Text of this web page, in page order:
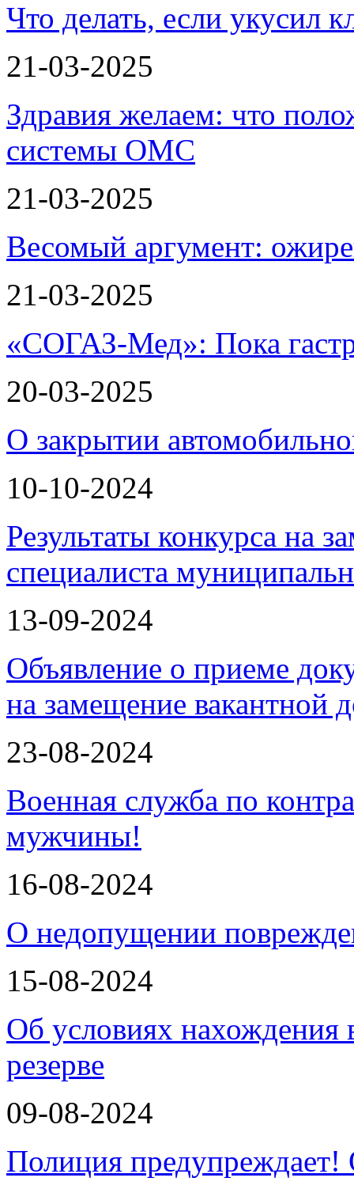
Что делать, если укусил
21-03-2025
Здравия желаем: что
системы ОМС
21-03-2025
Весомый аргумент:
21-03-2025
«СОГАЗ-Мед»: Пока
20-03-2025
О закрытии
10-10-2024
Результаты конкурса на
специалиста
13-09-2024
Объявление о приеме
на замещение вакантной
23-08-2024
Военная служба по
мужчины!
16-08-2024
О недопущении
15-08-2024
Об условиях
резерве
09-08-2024
Полиция